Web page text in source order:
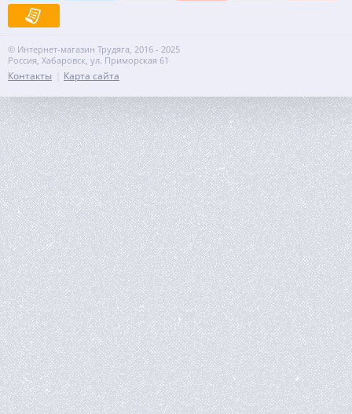
© Интернет-магазин Трудяга, 2016 - 2025
Россия, Хабаровск, ул. Приморская 61
Контакты Карта сайта